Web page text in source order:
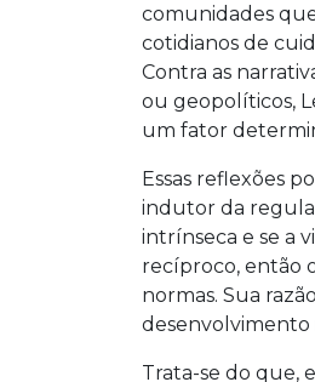
comunidades
cotidianos de
Contra as
ou geopolíticos,
um fator
Essas reflexões
indutor da
intrínseca e se a
recíproco, então
normas. Sua
desenvolvimento
Trata-se do que,